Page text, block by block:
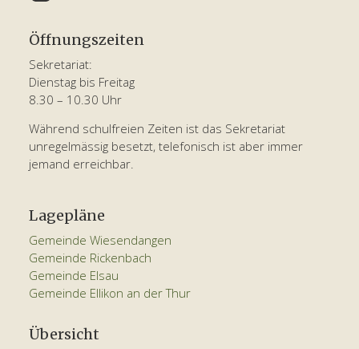
Öffnungszeiten
Sekretariat:
Dienstag bis Freitag
8.30 – 10.30 Uhr
Während schulfreien Zeiten ist das Sekretariat
unregelmässig besetzt, telefonisch ist aber immer
jemand erreichbar.
Lagepläne
Gemeinde Wiesendangen
Gemeinde Rickenbach
Gemeinde Elsau
Gemeinde Ellikon an der Thur
Übersicht